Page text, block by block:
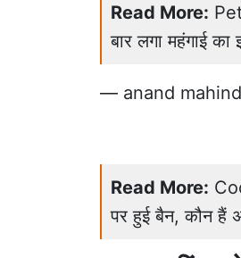
Read More:
बार लगा महंगाई
— anand
Read More:
पर हुई बैन, कौन हैं